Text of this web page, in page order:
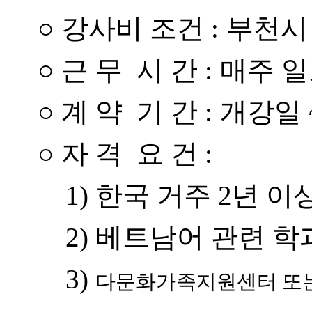
○ 강사비 조건 : 부천
○ 근 무 시 간 : 매주
○ 계 약 기 간 : 개강일
○ 자 격 요 건 :
1) 한국 거주 2년 이
2) 베트남어 관련 학
3) 다문화가족지원센터 또